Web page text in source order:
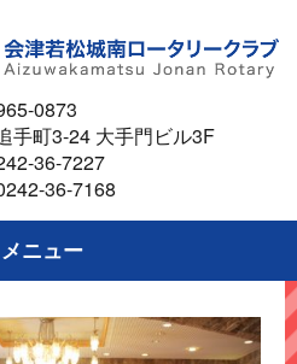
0873
手町3-24 大手門ビル3F
36-7227
36-7168
メニュー